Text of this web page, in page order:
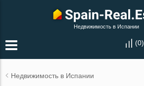
Недвижимость в Испании
(0)
Недвижимость в Испании